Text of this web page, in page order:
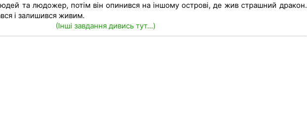
та людожер, потім він опинився на іншому острові, де жив страшний дракон.
і залишився живим.
(Інші завдання дивись тут...)